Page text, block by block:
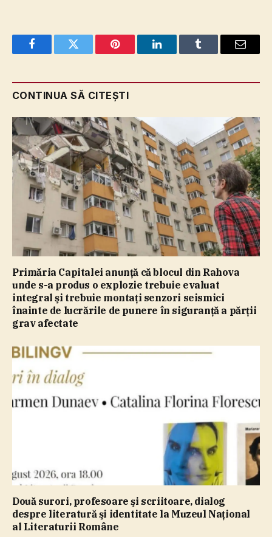
FacebookTwitter Pinterest LinkedInTumblr Email
CONTINUA SĂ CITEȘTI
Primăria Capitalei anunţă că blocul din Rahova
unde s-a produs o explozie trebuie evaluat
integral şi trebuie montaţi senzori seismici
înainte de lucrările de punere în siguranţă a părţii
grav afectate
Două surori, profesoare şi scriitoare, dialog
despre literatură şi identitate la Muzeul Naţional
al Literaturii Române